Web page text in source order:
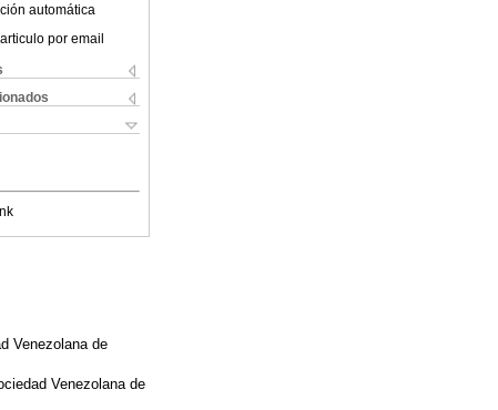
automática
por email
Venezolana de
Venezolana de